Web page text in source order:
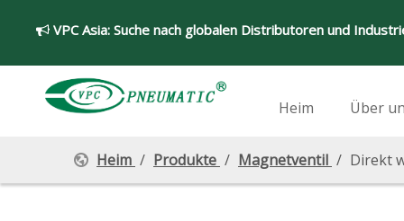
 VPC Asia: Suche nach globalen Distributoren und
Heim Über
Heim / Produkte / Magnetventil / Direkt